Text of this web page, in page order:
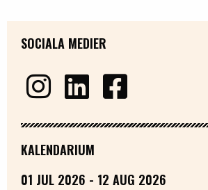
SOCIALA MEDIER
KALENDARIUM
01 JUL 2026 - 12 AUG 2026